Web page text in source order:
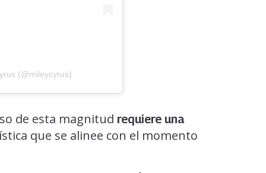
(@mileycyrus)
de esta magnitud requiere una
que se alinee con el momento